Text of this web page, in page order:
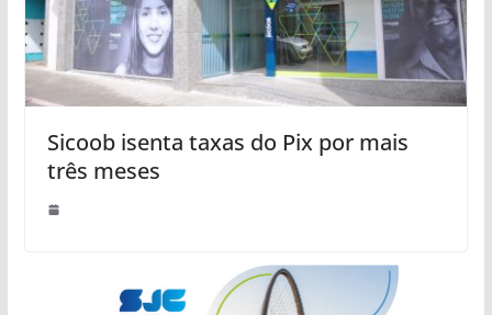
Sicoob isenta taxas do Pix por mais
três meses